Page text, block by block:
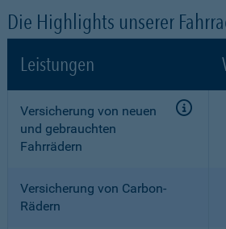
Die Highlights unserer
Leistungen
Versicherung von neuen
und gebrauchten
Fahrrädern
Versicherung von Carbon-
Rädern